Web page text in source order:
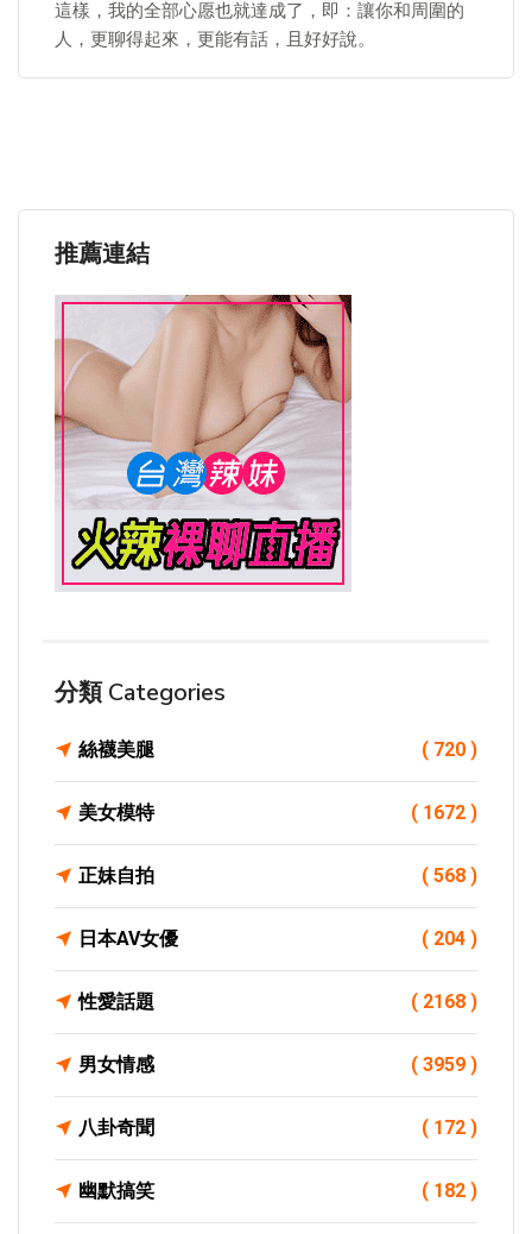
這樣，我的全部心愿也就達成了，即：讓你和周圍的
人，更聊得起來，更能有話，且好好說。
推薦連結
分類 Categories
絲襪美腿 ( 720 )
美女模特 ( 1672 )
正妹自拍 ( 568 )
日本AV女優 ( 204 )
性愛話題 ( 2168 )
男女情感 ( 3959 )
八卦奇聞 ( 172 )
幽默搞笑 ( 182 )